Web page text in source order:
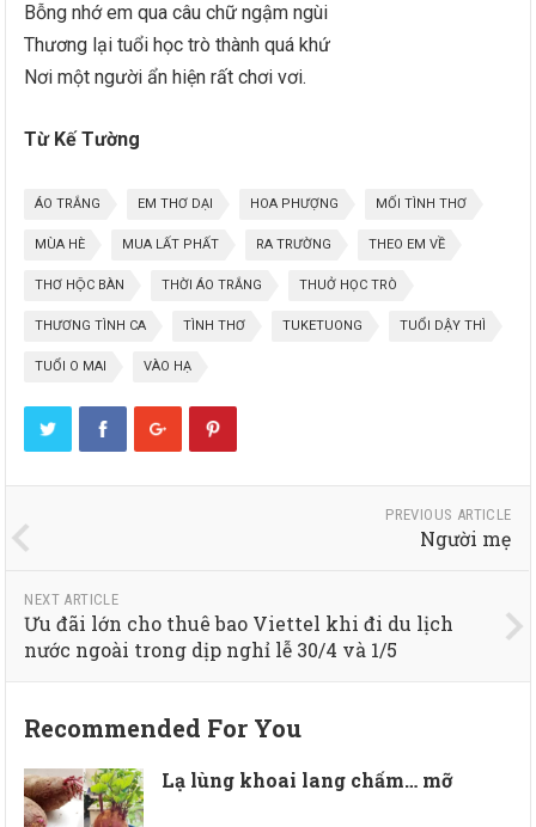
Bỗng nhớ em qua câu chữ ngậm ngùi
Thương lại tuổi học trò thành quá khứ
Nơi một người ẩn hiện rất chơi vơi.
Từ Kế Tường
ÁO TRẮNG EM THƠ DẠI HOA PHƯỢNG MỐI TÌNH THƠ
MÙA HÈ MUA LẤT PHẤT RA TRƯỜNG THEO EM VỀ
THƠ HỘC BÀN THỜI ÁO TRẮNG THUỞ HỌC TRÒ
THƯƠNG TÌNH CA TÌNH THƠ TUKETUONG TUỔI DẬY THÌ
TUỔI O MAI VÀO HẠ
PREVIOUS ARTICLE
Người mẹ
NEXT ARTICLE
Ưu đãi lớn cho thuê bao Viettel khi đi du lịch
nước ngoài trong dịp nghỉ lễ 30/4 và 1/5
Recommended For You
Lạ lùng khoai lang chấm… mỡ